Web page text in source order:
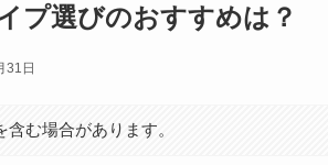
プ選びのおすすめは？
31日
含む場合があります。